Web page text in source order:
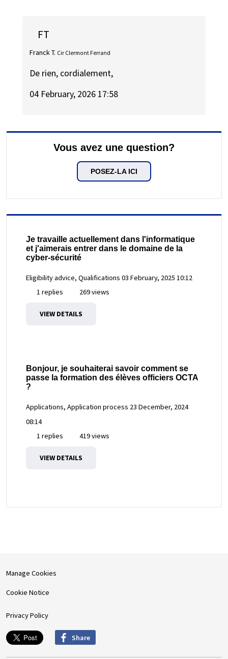
FT
Franck T. Cir Clermont Ferrand
De rien, cordialement,
04 February, 2026 17:58
Vous avez une question?
POSEZ-LA ICI
Je travaille actuellement dans l'informatique
et j'aimerais entrer dans le domaine de la
cyber-sécurité
Eligibility advice, Qualifications 03 February, 2025 10:12
1 replies
269 views
VIEW DETAILS
Bonjour, je souhaiterai savoir comment se
passe la formation des élèves officiers OCTA
?
Applications, Application process 23 December, 2024
08:14
1 replies
419 views
VIEW DETAILS
Manage Cookies
Cookie Notice
Privacy Policy
Share